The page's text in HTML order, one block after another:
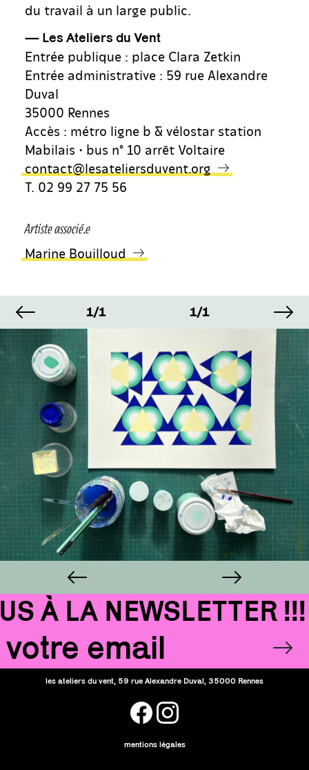
du travail à un large public.
— Les Ateliers du Vent
Entrée publique : place Clara Zetkin
Entrée administrative : 59 rue Alexandre
Duval
35000 Rennes
Accès : métro ligne b & vélostar station
Mabilais • bus n° 10 arrêt Voltaire
contact@lesateliersduvent.org
T. 02 99 27 75 56
Artiste associé.e
Marine Bouilloud
image précédente
IMAGE
1/1 IMAGE
1/1 1/1
IMAGE
1/1 1/1
À LA NEWSLETTER !!!
Email
les ateliers du vent, 59 rue Alexandre Duval, 35000 Rennes
facebookinstagram
mentions légales